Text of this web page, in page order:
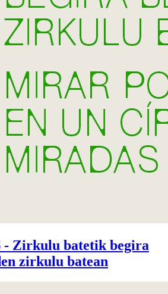
- Zirkulu batetik begira
zirkulu batean